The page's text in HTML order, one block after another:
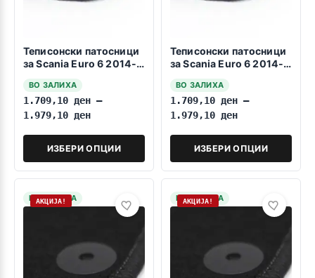
Теписонски патосници
за Scania Euro 6 2014-
ВО ЗАЛИХА
1.709,10 ден –
1.979,10 ден
ИЗБЕРИ ОПЦИИ
Теписонски патосници
за Scania Euro 6 2014-
ВО ЗАЛИХА
1.709,10 ден –
1.979,10 ден
ИЗБЕРИ ОПЦИИ
НА ЗАЛИХА
АКЦИЈА! НА ЗАЛИХА
АКЦИЈА!